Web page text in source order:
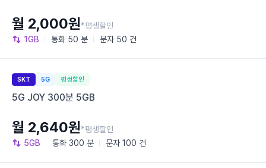
1GB 통화 50 분 문자 50 건
월 2,000원*평생할인
SKT 5G 평생할인
5G JOY 300분 5GB
5GB 통화 300 분 문자 100 건
월 2,640원*평생할인